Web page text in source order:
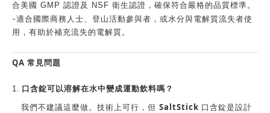
合美國 GMP 認證及 NSF 衛生認證，確保符合嚴格的品質標準。
-適合國際商務人士、登山活動參與者，或水分與電解質流失者使
用，有助於補充流失的電解質。
QA 常見問題
1. 口含錠可以溶解在水中變成運動飲料嗎？
我們不建議這麼做。技術上可行，但 SaltStick 口含錠是設計